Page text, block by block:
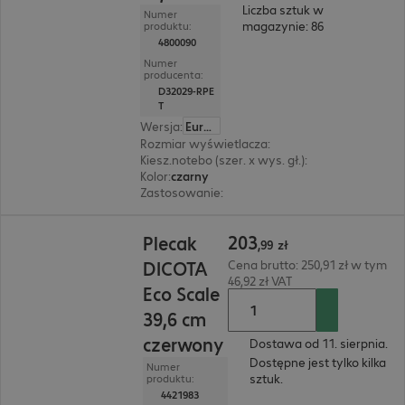
Numer
produktu:
4800090
Numer
producenta:
D32029-RPE
T
Wersja:
Europa
Rozmiar wyświetlacza:
Kiesz.notebo (szer. x wys. gł.):
Kolor:czarny
Zastosowanie:
Liczba sztuk w
magazynie: 86
Plecak
DICOTA
Eco Scale
39,6 cm
czerwony
Numer
produktu:
4421983
203,99 zł
Cena brutto: 250,91 zł w tym
46,92 zł VAT
Dostawa od 11. sierpnia.
Dostępne jest tylko kilka
sztuk.